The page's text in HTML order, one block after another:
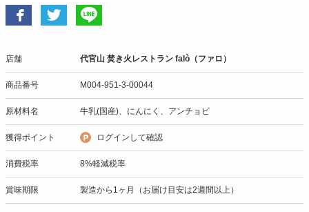
店舗 代官山 焚き火レストラン falò（ファロ）
商品番号 M004-951-3-00044
原材料名 牛乳(国産)、にんにく、アンチョビ
獲得ポイント ログインして確認
消費税率 8%軽減税率
賞味期限 製造から1ヶ月（お届け目安は2週間以上）